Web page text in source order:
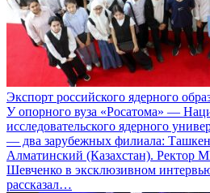
Экспорт российского ядерного
У опорного вуза «Росатома» —
исследовательского ядерного
— два зарубежных филиала:
Алматинский (Казахстан).
Шевченко в эксклюзивном
рассказал…